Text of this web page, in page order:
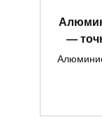
—